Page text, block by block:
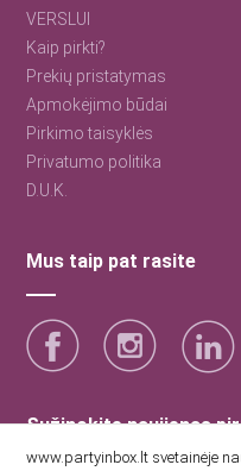
VERSLUI
Kaip pirkti?
Prekių pristatymas
Apmokėjimo būdai
Pirkimo taisyklės
Privatumo politika
D.U.K.
Mus taip pat rasite
Sužinokite naujienas
www.partyinbox.lt svetainėje